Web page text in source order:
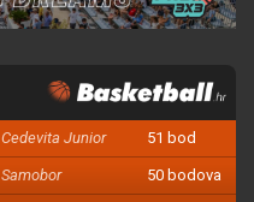
Cedevita Junior 51 bod
Samobor 50 bodova